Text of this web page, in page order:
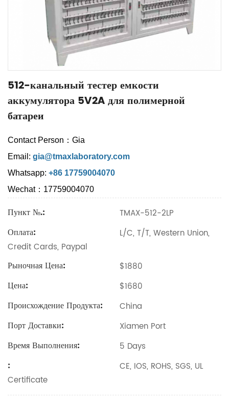
512-канальный тестер емкости
аккумулятора 5V2A для полимерной
батареи
Contact Person：Gia
Email: gia@tmaxlaboratory.com
Whatsapp: +86 17759004070
Wechat：17759004070
Пункт №.: TMAX-512-2LP
Оплата:
L/C, T/T, Western Union,
Credit Cards, Paypal
Рыночная Цена: $1880
Цена: $1680
Происхождение Продукта: China
Порт Доставки: Xiamen Port
Время Выполнения: 5 Days
:
CE, IOS, ROHS, SGS, UL
Certificate